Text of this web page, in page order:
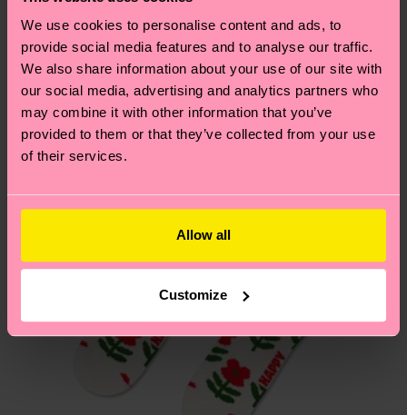
We use cookies to personalise content and ads, to
provide social media features and to analyse our traffic.
We also share information about your use of our site with
our social media, advertising and analytics partners who
may combine it with other information that you’ve
provided to them or that they’ve collected from your use
of their services.
Allow all
Customize
dass es sich hierbei um einen Richtwert handelt
und die genaue Lieferzeit von der lokalen Post in
deinem Land abhängt.
Du hast Fragen zu einer Retoure? In unserem
Hilfebereich im Artikel
Retouren
findest du die
am häufigsten gestellten Fragen.
Ähnliche muster
Neuheit